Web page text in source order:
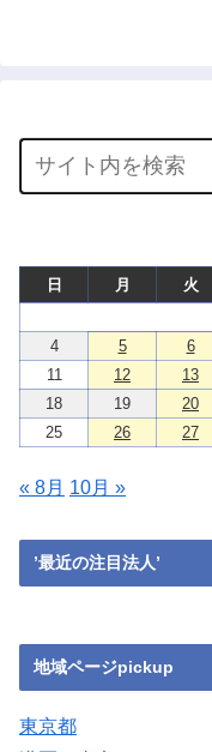
日 月 火
4
5 6
11
12 13
18
19 20
25
26 27
« 8月 10月 »
’最近の注目法人’
地域ページpickup
東京都